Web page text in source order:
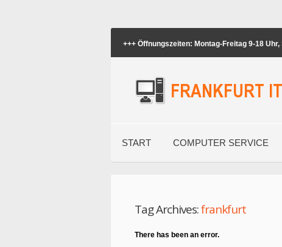
+++ Öffnungszeiten: Montag-Freitag 9-18
START COMPUTER SERVICE
Tag Archives:frankfurt
There has been an error.